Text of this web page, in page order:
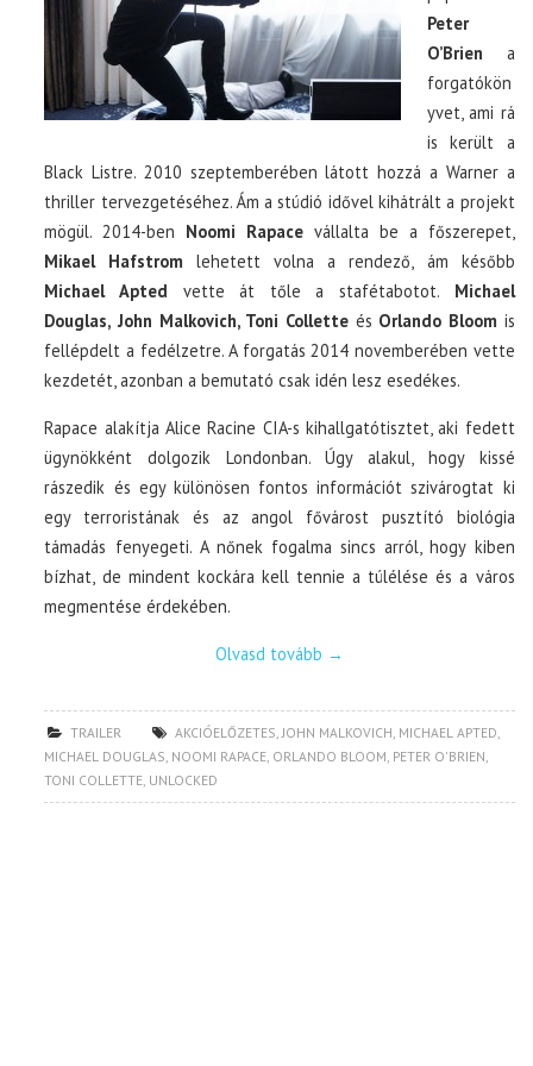
Peter
O’Brien a
forgatókön
yvet, ami rá
is került a
Black Listre. 2010 szeptemberében látott hozzá a Warner a
thriller tervezgetéséhez. Ám a stúdió idővel kihátrált a projekt
mögül. 2014-ben Noomi Rapace vállalta be a főszerepet,
Mikael Hafstrom lehetett volna a rendező, ám később
Michael Apted vette át tőle a stafétabotot. Michael
Douglas, John Malkovich, Toni Colletteés Orlando Bloom is
fellépdelt a fedélzetre. A forgatás 2014 novemberében vette
kezdetét, azonban a bemutató csak idén lesz esedékes.
Rapace alakítja Alice Racine CIA-s kihallgatótisztet, aki fedett
ügynökként dolgozik Londonban. Úgy alakul, hogy kissé
rászedik és egy különösen fontos információt szivárogtat ki
egy terroristának és az angol fővárost pusztító biológia
támadás fenyegeti. A nőnek fogalma sincs arról, hogy kiben
bízhat, de mindent kockára kell tennie a túlélése és a város
megmentése érdekében.
Olvasd tovább →
TRAILER AKCIÓELŐZETES,JOHN MALKOVICH, MICHAEL APTED,
MICHAEL DOUGLAS, NOOMI RAPACE, ORLANDO BLOOM, PETER O'BRIEN,
TONI COLLETTE, UNLOCKED